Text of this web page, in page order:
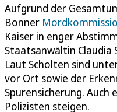
Aufgrund der
Bonner
Kaiser in enger
Staatsanwältin
Laut Scholten sind
vor Ort sowie der
Spurensicherung. Auch
Polizisten steigen.